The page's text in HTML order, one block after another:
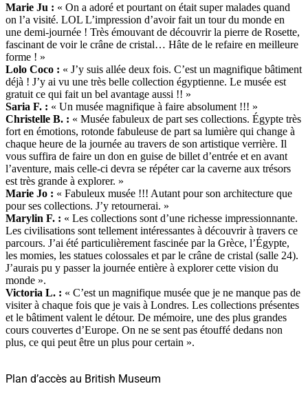
Marie Ju : « On a adoré et pourtant on était super malades quand
on l’a visité. LOL L’impression d’avoir fait un tour du monde en
une demi-journée ! Très émouvant de découvrir la pierre de Rosette,
fascinant de voir le crâne de cristal… Hâte de le refaire en meilleure
forme ! »
Lolo Coco : « J’y suis allée deux fois. C’est un magnifique bâtiment
déjà ! J’y ai vu une très belle collection égyptienne. Le musée est
gratuit ce qui fait un bel avantage aussi !! »
Saria F. : « Un musée magnifique à faire absolument !!! »
Christelle B. : « Musée fabuleux de part ses collections. Égypte très
fort en émotions, rotonde fabuleuse de part sa lumière qui change à
chaque heure de la journée au travers de son artistique verrière. Il
vous suffira de faire un don en guise de billet d’entrée et en avant
l’aventure, mais celle-ci devra se répéter car la caverne aux trésors
est très grande à explorer. »
Marie Jo : « Fabuleux musée !!! Autant pour son architecture que
pour ses collections. J’y retournerai. »
Marylin F. : « Les collections sont d’une richesse impressionnante.
Les civilisations sont tellement intéressantes à découvrir à travers ce
parcours. J’ai été particulièrement fascinée par la Grèce, l’Égypte,
les momies, les statues colossales et par le crâne de cristal (salle 24).
J’aurais pu y passer la journée entière à explorer cette vision du
monde ».
Victoria L. : « C’est un magnifique musée que je ne manque pas de
visiter à chaque fois que je vais à Londres. Les collections présentes
et le bâtiment valent le détour. De mémoire, une des plus grandes
cours couvertes d’Europe. On ne se sent pas étouffé dedans non
plus, ce qui peut être un plus pour certain ».
Plan d’accès au British Museum